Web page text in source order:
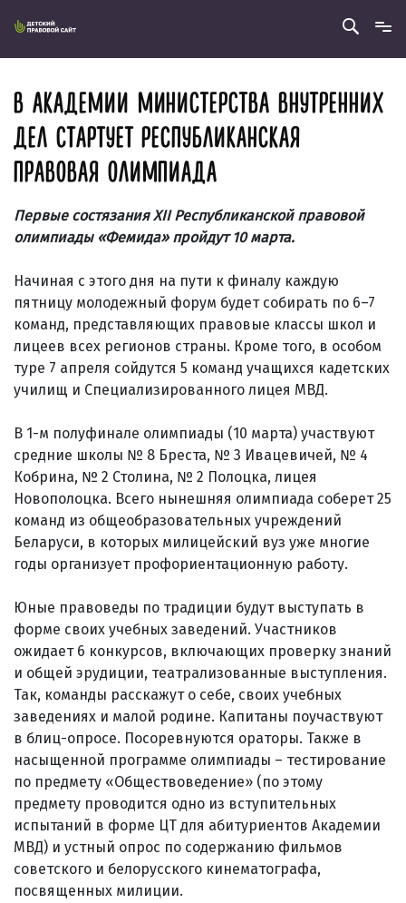
В АКАДЕМИИ МИНИСТЕРСТВА ВНУТРЕННИХ
ДЕЛ СТАРТУЕТ РЕСПУБЛИКАНСКАЯ
ПРАВОВАЯ ОЛИМПИАДА
Первые состязания XII Республиканской правовой
олимпиады «Фемида» пройдут 10 марта.
Начиная с этого дня на пути к финалу каждую
пятницу молодежный форум будет собирать по 6–7
команд, представляющих правовые классы школ и
лицеев всех регионов страны. Кроме того, в особом
туре 7 апреля сойдутся 5 команд учащихся кадетских
училищ и Специализированного лицея МВД.
В 1-м полуфинале олимпиады (10 марта) участвуют
средние школы № 8 Бреста, № 3 Ивацевичей, № 4
Кобрина, № 2 Столина, № 2 Полоцка, лицея
Новополоцка. Всего нынешняя олимпиада соберет 25
команд из общеобразовательных учреждений
Беларуси, в которых милицейский вуз уже многие
годы организует профориентационную работу.
Юные правоведы по традиции будут выступать в
форме своих учебных заведений. Участников
ожидает 6 конкурсов, включающих проверку знаний
и общей эрудиции, театрализованные выступления.
Так, команды расскажут о себе, своих учебных
заведениях и малой родине. Капитаны поучаствуют
в блиц-опросе. Посоревнуются ораторы. Также в
насыщенной программе олимпиады – тестирование
по предмету «Обществоведение» (по этому
предмету проводится одно из вступительных
испытаний в форме ЦТ для абитуриентов Академии
МВД) и устный опрос по содержанию фильмов
советского и белорусского кинематографа,
посвященных милиции.